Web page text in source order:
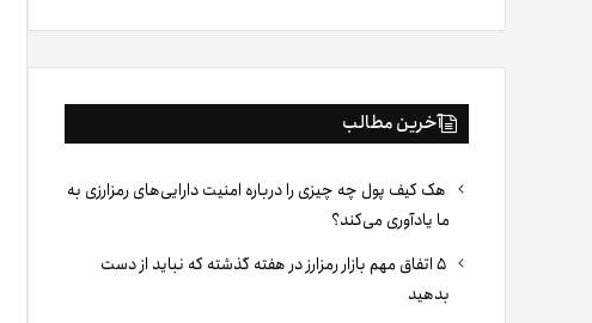
بوک
آخرین مطالب
هک کیف پول چه چیزی را درباره امنیت دارایی‌های رمزارزی به
ما یادآوری می‌کند؟
۵ اتفاق مهم بازار رمزارز در هفته گذشته که نباید از دست
بدهید